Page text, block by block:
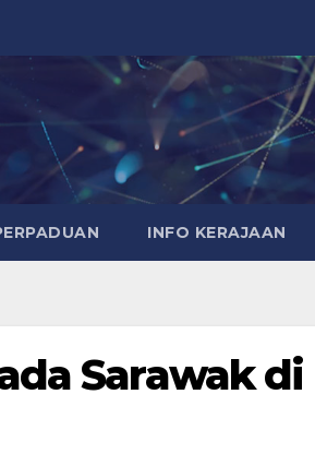
INFO KERAJAAN
Sarawak di